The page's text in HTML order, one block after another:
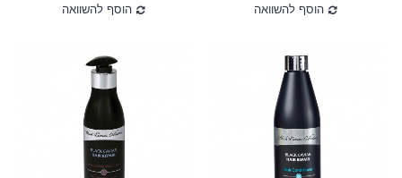
הוסף להשוואה
הוסף להשוואה